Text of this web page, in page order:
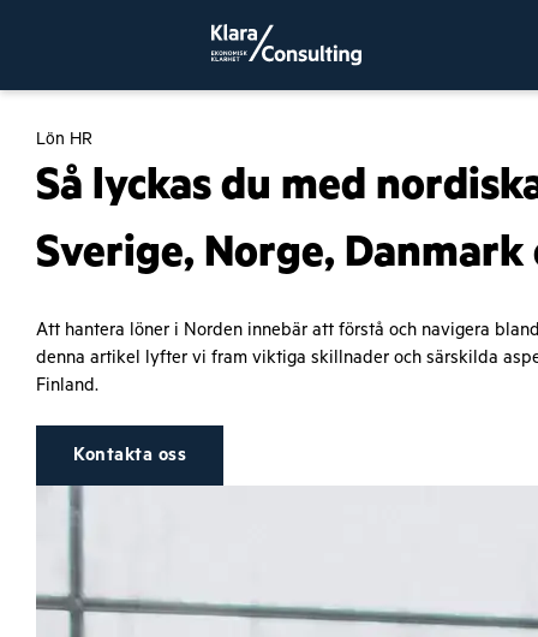
Lön HR
Så lyckas du med
Sverige, Norge, Danmark
Att hantera löner i Norden innebär att förstå och navigera
denna artikel lyfter vi fram viktiga skillnader och särskilda
Finland.
Kontakta oss